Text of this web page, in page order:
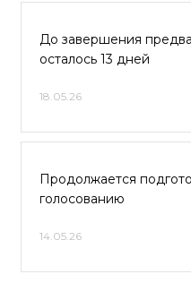
До завершения
осталось 13 дней
18.05.26
Продолжается
голосованию
14.05.26